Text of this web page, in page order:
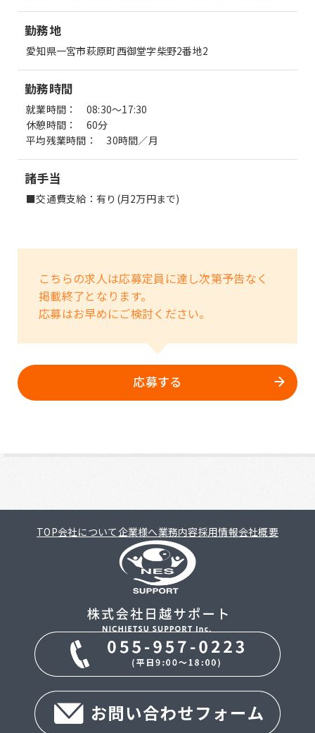
勤務地
愛知県一宮市萩原町西御堂字柴野2番地2
勤務時間
就業時間： 08:30〜17:30
休憩時間： 60分
平均残業時間： 30時間／月
諸手当
■交通費支給：有り(月2万円まで)
こちらの求人は応募定員に達し次第予告なく
掲載終了となります。
応募はお早めにご検討ください。
応募する
TOP会社について 企業様へ業務内容採用情報会社概要